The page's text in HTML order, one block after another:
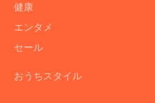
健康
エンタメ
セール
おうちスタイル